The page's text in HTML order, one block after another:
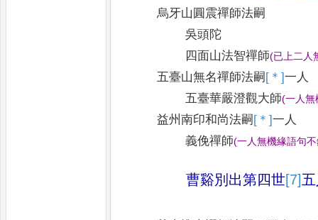
烏牙山圓震禪師法嗣
吳頭陀
四面山法智禪師(已上二人
五臺山無名禪師法嗣 [＊]一人
五臺華嚴澄觀大師(一人無
益州南印和尚法嗣 [＊]一人
義俛禪師(一人無機緣語句
曹谿別出第四世[7]